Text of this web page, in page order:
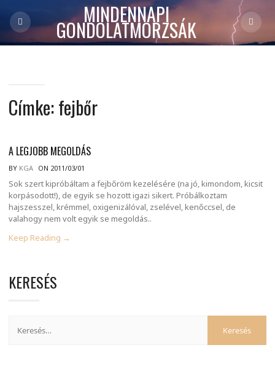
MINDENNAPI
GONDOLATMORZSÁK
Címke:fejbőr
A LEGJOBB MEGOLDÁS
BY KGA ON 2011/03/01
Sok szert kipróbáltam a fejbőröm kezelésére (na jó, kimondom, kicsit
korpásodott!), de egyik se hozott igazi sikert. Próbálkoztam
hajszesszel, krémmel, oxigenizálóval, zselével, kenőccsel, de
valahogy nem volt egyik se megoldás..
Keep Reading →
KERESÉS